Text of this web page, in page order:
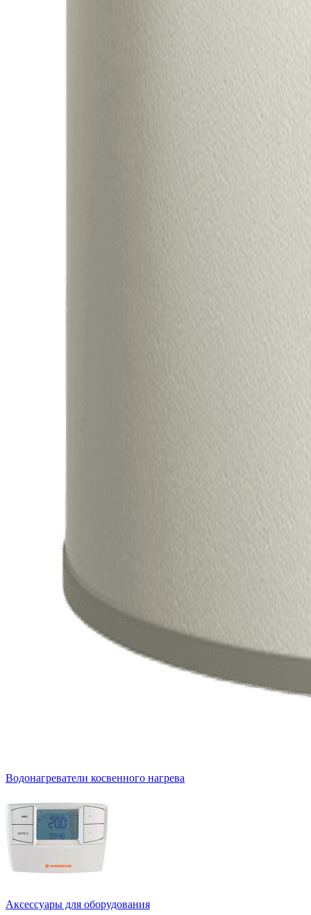
Водонагреватели косвенного нагрева
Аксессуары для оборудования